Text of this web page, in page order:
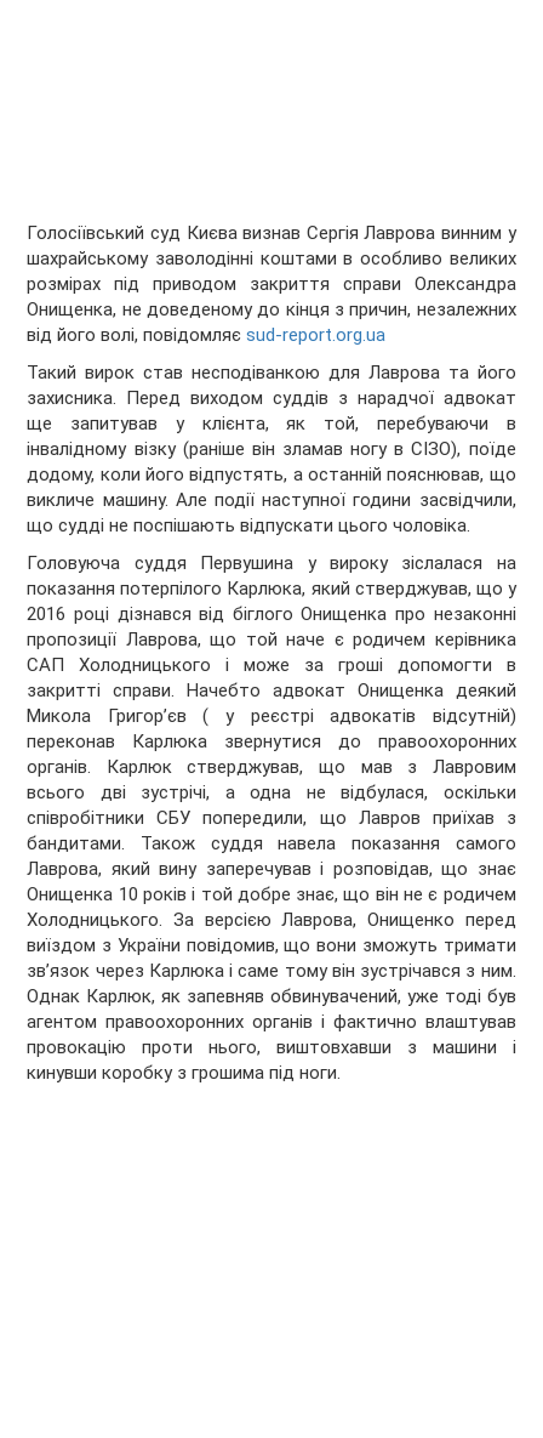
Голосіївський суд Києва визнав Сергія Лаврова винним у
шахрайському заволодінні коштами в особливо великих
розмірах під приводом закриття справи Олександра
Онищенка, не доведеному до кінця з причин, незалежних
від його волі, повідомляєsud-report.org.ua
Такий вирок став несподіванкою для Лаврова та його
захисника. Перед виходом суддів з нарадчої адвокат
ще запитував у клієнта, як той, перебуваючи в
інвалідному візку (раніше він зламав ногу в СІЗО), поїде
додому, коли його відпустять, а останній пояснював, що
викличе машину. Але події наступної години засвідчили,
що судді не поспішають відпускати цього чоловіка.
Головуюча суддя Первушина у вироку зіслалася на
показання потерпілого Карлюка, який стверджував, що у
2016 році дізнався від біглого Онищенка про незаконні
пропозиції Лаврова, що той наче є родичем керівника
САП Холодницького і може за гроші допомогти в
закритті справи. Начебто адвокат Онищенка деякий
Микола Григор’єв ( у реєстрі адвокатів відсутній)
переконав Карлюка звернутися до правоохоронних
органів. Карлюк стверджував, що мав з Лавровим
всього дві зустрічі, а одна не відбулася, оскільки
співробітники СБУ попередили, що Лавров приїхав з
бандитами. Також суддя навела показання самого
Лаврова, який вину заперечував і розповідав, що знає
Онищенка 10 років і той добре знає, що він не є родичем
Холодницького. За версією Лаврова, Онищенко перед
виїздом з України повідомив, що вони зможуть тримати
зв’язок через Карлюка і саме тому він зустрічався з ним.
Однак Карлюк, як запевняв обвинувачений, уже тоді був
агентом правоохоронних органів і фактично влаштував
провокацію проти нього, виштовхавши з машини і
кинувши коробку з грошима під ноги.